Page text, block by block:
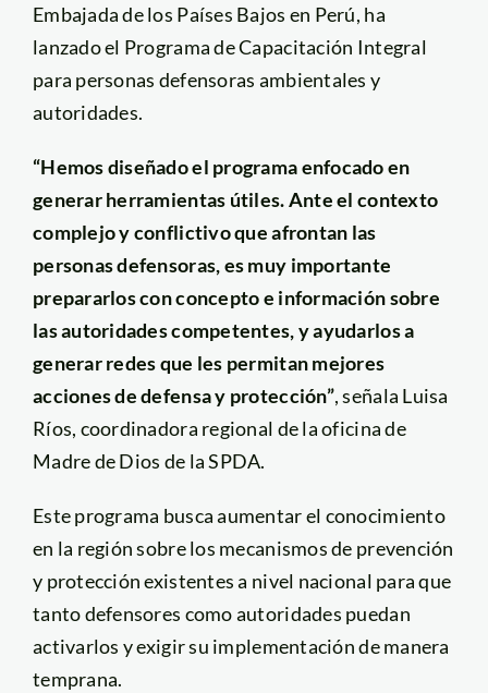
Embajada de los Países Bajos en Perú, ha
lanzado el Programa de Capacitación Integral
para personas defensoras ambientales y
autoridades.
“Hemos diseñado el programa enfocado en
generar herramientas útiles. Ante el contexto
complejo y conflictivo que afrontan las
personas defensoras, es muy importante
prepararlos con concepto e información sobre
las autoridades competentes, y ayudarlos a
generar redes que les permitan mejores
acciones de defensa y protección”, señala Luisa
Ríos, coordinadora regional de la oficina de
Madre de Dios de la SPDA.
Este programa busca aumentar el conocimiento
en la región sobre los mecanismos de prevención
y protección existentes a nivel nacional para que
tanto defensores como autoridades puedan
activarlos y exigir su implementación de manera
temprana.